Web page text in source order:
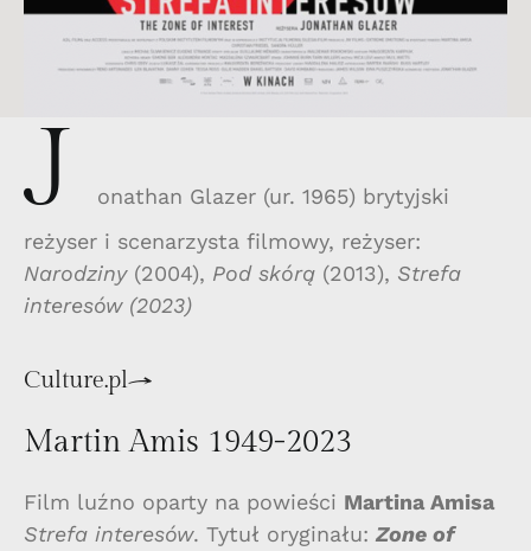
J
onathan Glazer (ur. 1965) brytyjski
reżyser i scenarzysta filmowy, reżyser:
Narodziny(2004), Pod skórą (2013), Strefa
interesów (2023)
Culture.pl
Martin Amis 1949-2023
Film luźno oparty na powieści Martina Amisa
Strefa interesów. Tytuł oryginału: Zone of